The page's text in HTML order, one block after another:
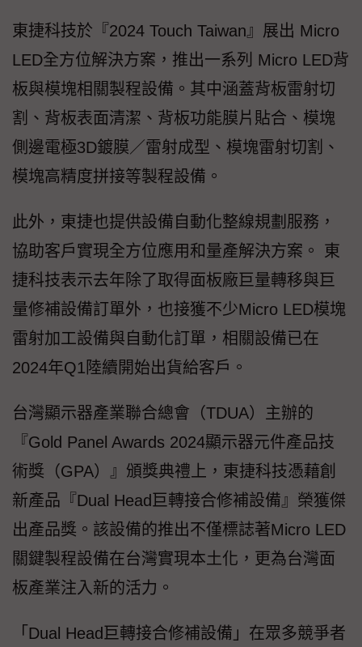
東捷科技於『2024 Touch Taiwan』展出 Micro
LED全方位解決方案，推出一系列 Micro LED背
板與模塊相關製程設備。其中涵蓋背板雷射切
割、背板表面清潔、背板功能膜片貼合、模塊
側邊電極3D鍍膜／雷射成型、模塊雷射切割、
模塊高精度拼接等製程設備。
此外，東捷也提供設備自動化整線規劃服務，
協助客戶實現全方位應用和量產解決方案。 東
捷科技表示去年除了取得面板廠巨量轉移與巨
量修補設備訂單外，也接獲不少Micro LED模塊
雷射加工設備與自動化訂單，相關設備已在
2024年Q1陸續開始出貨給客戶。
台灣顯示器產業聯合總會（TDUA）主辦的
『Gold Panel Awards 2024顯示器元件產品技
術獎（GPA）』頒獎典禮上，東捷科技憑藉創
新產品『Dual Head巨轉接合修補設備』榮獲傑
出產品獎。該設備的推出不僅標誌著Micro LED
關鍵製程設備在台灣實現本土化，更為台灣面
板產業注入新的活力。
「Dual Head巨轉接合修補設備」在眾多競爭者